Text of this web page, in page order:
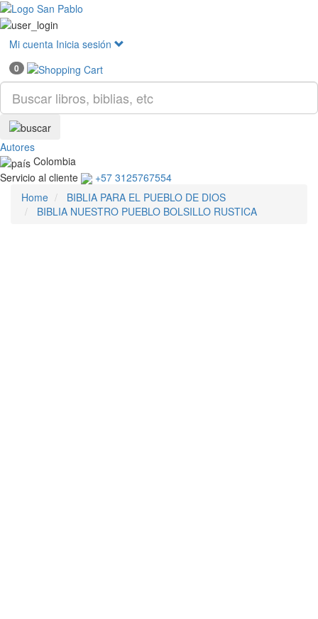
Mi cuenta Inicia sesión
0
Autores
Colombia
Servicio al cliente
+57 3125767554
Home
BIBLIA PARA EL PUEBLO DE DIOS
BIBLIA NUESTRO PUEBLO BOLSILLO RUSTICA